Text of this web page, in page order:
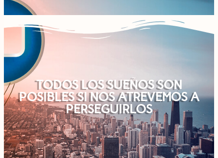
TODOS LOS SUEÑOS SON
POSIBLES SI NOS ATREVEMOS A
PERSEGUIRLOS